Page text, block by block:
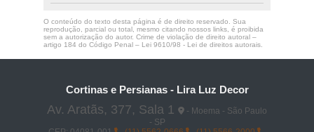
O conteúdo do texto desta página é de direito reservado. Sua
reprodução, parcial ou total, mesmo citando nossos links, é proibida
sem a autorização do autor. Crime de violação de direito autoral –
artigo 184 do Código Penal – Lei 9610/98 - Lei de direitos autorais.
Cortinas e Persianas - Lira Luz Decor
Av. Aratãs, 377, Sala 1
- Moema - São Paulo
- SP